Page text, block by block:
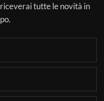
tutte le novità in